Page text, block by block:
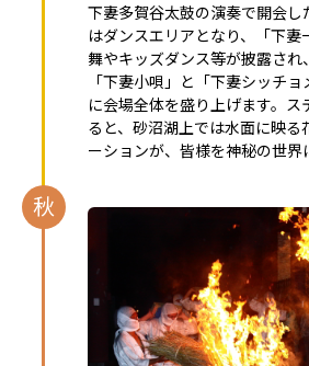
下妻多賀谷太鼓の演奏で開会し
はダンスエリアとなり、「下妻
舞やキッズダンス等が披露され
「下妻小唄」と「下妻シッチ
に会場全体を盛り上げます。ス
ると、砂沼湖上では水面に映る
ーションが、皆様を神秘の世界
秋